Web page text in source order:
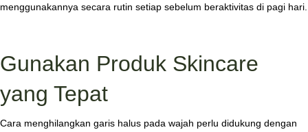
menggunakannya secara rutin setiap sebelum beraktivitas di pagi hari.
Gunakan Produk Skincare
yang Tepat
Cara menghilangkan garis halus pada wajah perlu didukung dengan